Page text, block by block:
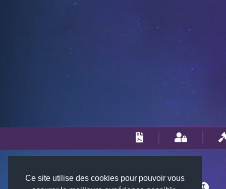
Ce site utilise des cookies pour pouvoir vous